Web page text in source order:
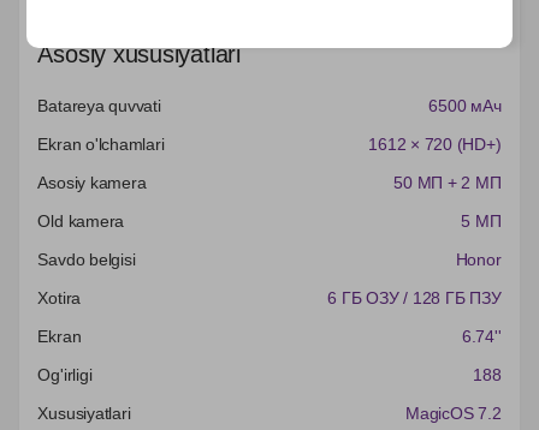
Asosiy xususiyatlari
Batareya quvvati
6500 мАч
Ekran o'lchamlari
1612 × 720 (HD+)
Asosiy kamera
50 МП + 2 МП
Old kamera
5 МП
Savdo belgisi
Honor
Xotira
6 ГБ ОЗУ / 128 ГБ ПЗУ
Ekran
6.74''
Og'irligi
188
Xususiyatlari
MagicOS 7.2